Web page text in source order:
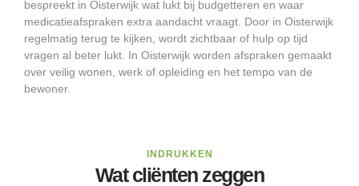
bespreekt in Oisterwijk wat lukt bij budgetteren en waar
medicatieafspraken extra aandacht vraagt. Door in Oisterwijk
regelmatig terug te kijken, wordt zichtbaar of hulp op tijd
vragen al beter lukt. In Oisterwijk worden afspraken gemaakt
over veilig wonen, werk of opleiding en het tempo van de
bewoner.
INDRUKKEN
Wat cliënten zeggen